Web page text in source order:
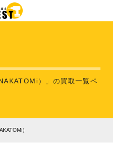
）」の買取一覧ペ
）